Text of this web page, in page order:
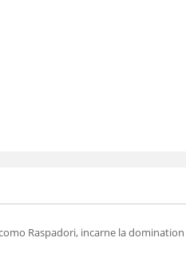
Raspadori, incarne la